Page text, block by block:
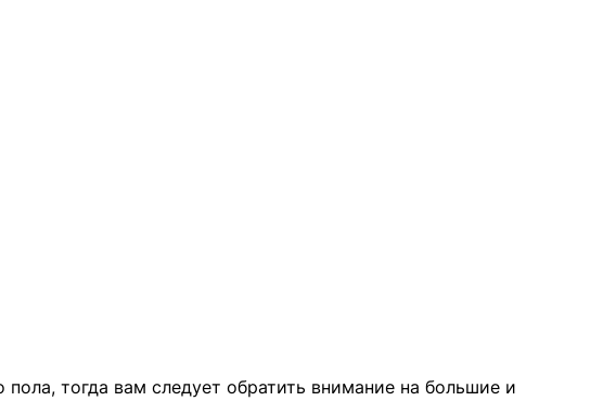
тогда вам следует обратить внимание на большие и